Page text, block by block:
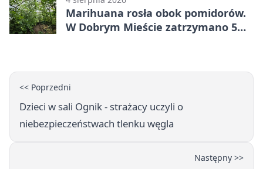
Marihuana rosła obok pomidorów.
W Dobrym Mieście zatrzymano 5
<< Poprzedni
Dzieci w sali Ognik - strażacy uczyli o
niebezpieczeństwach tlenku węgla
Następny >>